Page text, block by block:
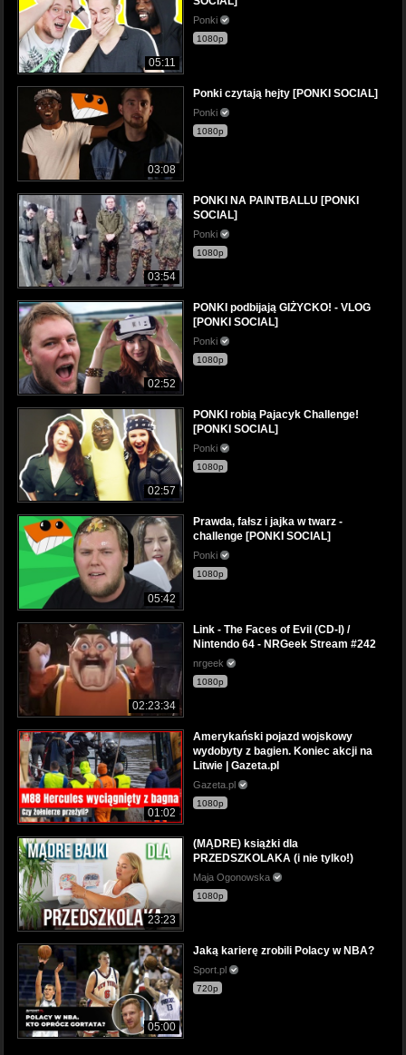
05:11
Ponki
1080p
03:08
Ponki czytają hejty [PONKI SOCIAL]
Ponki
1080p
03:54
PONKI NA PAINTBALLU [PONKI
SOCIAL]
Ponki
1080p
02:52
PONKI podbijają GIŻYCKO! - VLOG
[PONKI SOCIAL]
Ponki
1080p
02:57
PONKI robią Pajacyk Challenge!
[PONKI SOCIAL]
Ponki
1080p
05:42
Prawda, fałsz i jajka w twarz -
challenge [PONKI SOCIAL]
Ponki
1080p
02:23:34
Link - The Faces of Evil (CD-I) /
Nintendo 64 - NRGeek Stream #242
nrgeek
1080p
01:02
Amerykański pojazd wojskowy
wydobyty z bagien. Koniec akcji na
Litwie | Gazeta.pl
Gazeta.pl
1080p
23:23
(MĄDRE) książki dla
PRZEDSZKOLAKA (i nie tylko!)
Maja Ogonowska
1080p
05:00
Jaką karierę zrobili Polacy w NBA?
Sport.pl
720p